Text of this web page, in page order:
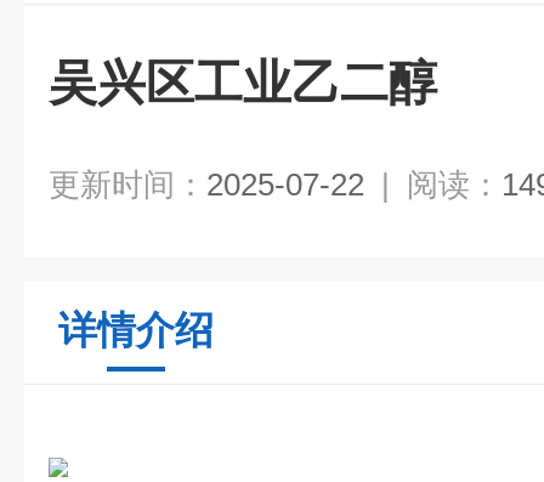
吴兴区工业乙二醇
更新时间： 2025-07-22 | 阅读：
详情介绍